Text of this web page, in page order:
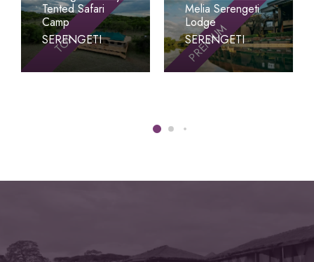
TOP
Tented Safari
Camp
SERENGETI
PREMIUM
Melia Serengeti
Lodge
SERENGETI